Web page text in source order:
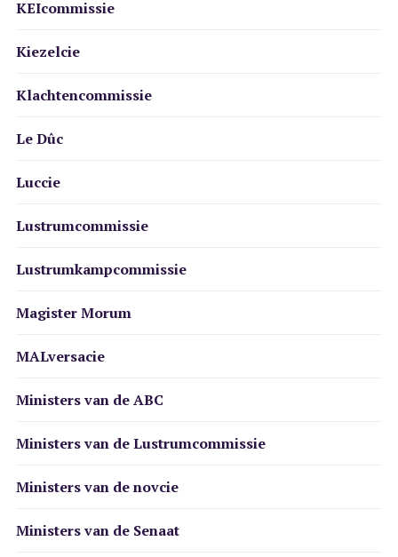
KEIcommissie
Kiezelcie
Klachtencommissie
Le Dûc
Luccie
Lustrumcommissie
Lustrumkampcommissie
Magister Morum
MALversacie
Ministers van de ABC
Ministers van de Lustrumcommissie
Ministers van de novcie
Ministers van de Senaat